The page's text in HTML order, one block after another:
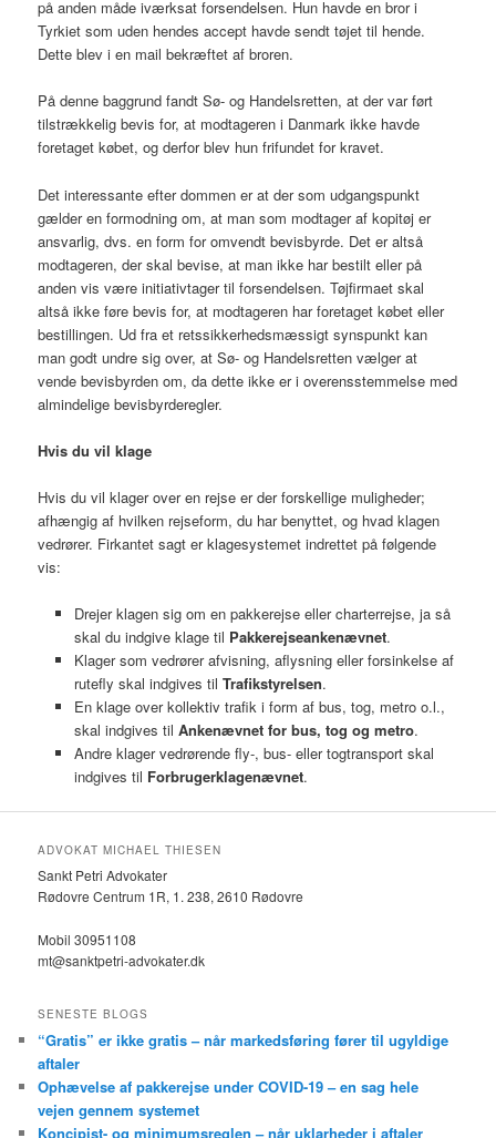
på anden måde iværksat forsendelsen. Hun havde en bror i
Tyrkiet som uden hendes accept havde sendt tøjet til hende.
Dette blev i en mail bekræftet af broren.
På denne baggrund fandt Sø- og Handelsretten, at der var ført
tilstrækkelig bevis for, at modtageren i Danmark ikke havde
foretaget købet, og derfor blev hun frifundet for kravet.
Det interessante efter dommen er at der som udgangspunkt
gælder en formodning om, at man som modtager af kopitøj er
ansvarlig, dvs. en form for omvendt bevisbyrde. Det er altså
modtageren, der skal bevise, at man ikke har bestilt eller på
anden vis være initiativtager til forsendelsen. Tøjfirmaet skal
altså ikke føre bevis for, at modtageren har foretaget købet eller
bestillingen. Ud fra et retssikkerhedsmæssigt synspunkt kan
man godt undre sig over, at Sø- og Handelsretten vælger at
vende bevisbyrden om, da dette ikke er i overensstemmelse med
almindelige bevisbyrderegler.
Hvis du vil klage
Hvis du vil klager over en rejse er der forskellige muligheder;
afhængig af hvilken rejseform, du har benyttet, og hvad klagen
vedrører. Firkantet sagt er klagesystemet indrettet på følgende
vis:
Drejer klagen sig om en pakkerejse eller charterrejse, ja så
skal du indgive klage til Pakkerejseankenævnet.
Klager som vedrører afvisning, aflysning eller forsinkelse af
rutefly skal indgives til Trafikstyrelsen.
En klage over kollektiv trafik i form af bus, tog, metro o.l.,
skal indgives til Ankenævnet for bus, tog og metro.
Andre klager vedrørende fly-, bus- eller togtransport skal
indgives til Forbrugerklagenævnet.
ADVOKAT MICHAEL THIESEN
Sankt Petri Advokater
Rødovre Centrum 1R, 1. 238, 2610 Rødovre
Mobil 30951108
mt@sanktpetri-advokater.dk
SENESTE BLOGS
“Gratis” er ikke gratis – når markedsføring fører til ugyldige
aftaler
Ophævelse af pakkerejse under COVID-19 – en sag hele
vejen gennem systemet
Koncipist- og minimumsreglen – når uklarheder i aftaler